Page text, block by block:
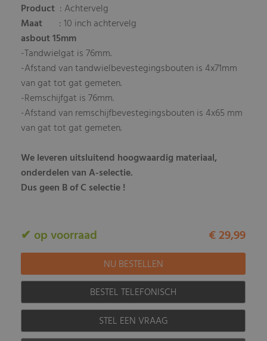
Product : Achtervelg
Maat : 10 inch achtervelg
asbout 15mm
-Tandwielgat is 76mm.
-Afstand van tandwielbevestegingsbouten is 4x71mm
van gat tot gat gemeten.
-Remschijfgat is 76mm.
-Afstand van remschijfbevestegingsbouten is 4x65 mm
van gat tot gat gemeten.
We leveren uitsluitend hoogwaardig materiaal,
onderdelen van A-selectie.
Dus geen B of C selectie !
✔ op voorraad € 29,99
BESTEL TELEFONISCH
STEL EEN VRAAG